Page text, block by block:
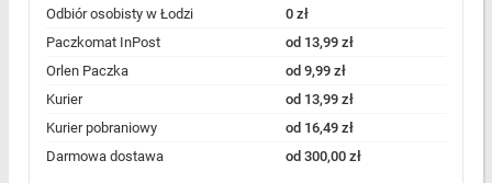
Odbiór osobisty w Łodzi
0 zł
Paczkomat InPost
od 13,99 zł
Orlen Paczka
od 9,99 zł
Kurier
od 13,99 zł
Kurier pobraniowy
od 16,49 zł
Darmowa dostawa
od 300,00 zł